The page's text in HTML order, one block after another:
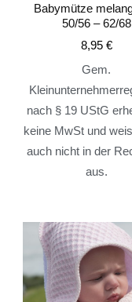
Babymütze
50/56 – 62/68
8,95 €
Gem.
nach § 19 UStG
keine MwSt und
auch nicht in der
aus.